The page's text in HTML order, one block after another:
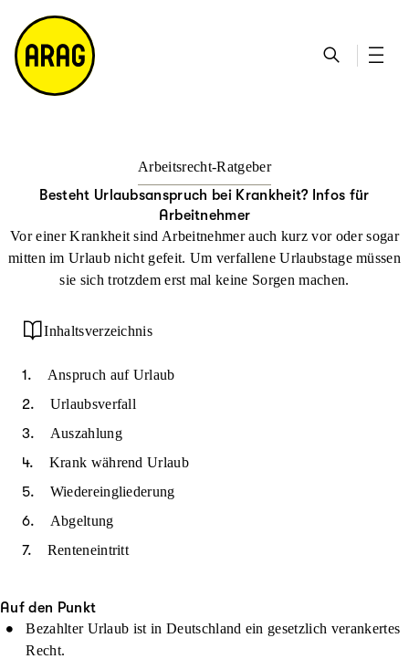
h
e
ta
k
ts
ei
te
e
m
a
p
Arbeitsrecht-Ratgeber
Besteht Urlaubsanspruch bei Krankheit? Infos für
Arbeitnehmer
Vor einer Krankheit sind Arbeitnehmer auch kurz vor oder sogar
mitten im Urlaub nicht gefeit. Um verfallene Urlaubstage müssen
sie sich trotzdem erst mal keine Sorgen machen.
Inhaltsverzeichnis
Anspruch auf Urlaub
Urlaubsverfall
Auszahlung
Krank während Urlaub
Wiedereingliederung
Abgeltung
Renteneintritt
Auf den Punkt
Bezahlter Urlaub ist in Deutschland ein gesetzlich verankertes
Recht.